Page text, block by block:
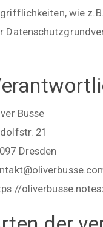
wie
Busse
21
Dresden